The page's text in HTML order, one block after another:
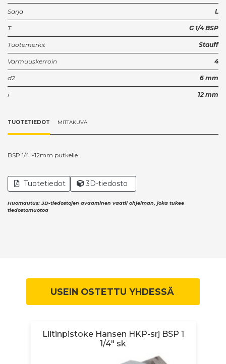
Sarja L
T G 1/4 BSP
Tuotemerkit Stauff
Varmuuskerroin 4
d2 6 mm
i 12 mm
TUOTETIEDOT MITTAKUVA
BSP 1/4"-12mm putkelle
Tuotetiedot 3D-tiedosto
Huomautus: 3D-tiedostojen avaaminen vaatii ohjelman, joka tukee
tiedostomuotoa
USEIN OSTETTU YHDESSÄ
Liitinpistoke Hansen HKP-srj BSP 1
1/4" sk